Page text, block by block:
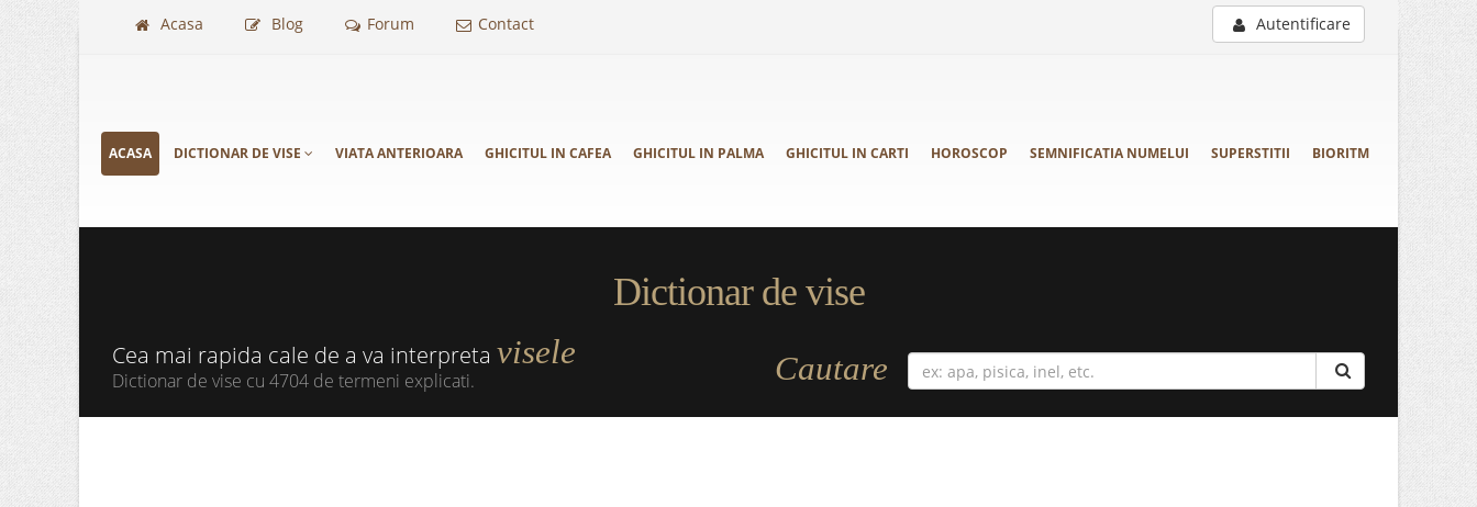
Acasa Blog Forum Contact Autentificare
ACASA DICTIONAR DE VISE VIATA ANTERIOARA GHICITUL IN CAFEA GHICITUL IN PALMA GHICITUL IN CARTI HOROSCOP SEMNIFICATIA NUMELUI SUPERSTITII BIORITM
Dictionar de vise
Cea mai rapida cale de a va interpreta visele
Dictionar de vise cu 4704 de termeni explicati. Cautare